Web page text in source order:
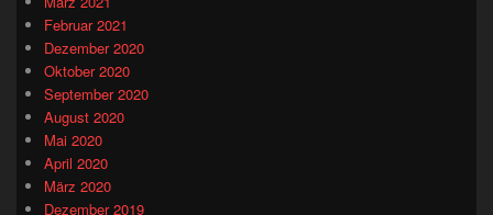
Februar 2021
Dezember 2020
Oktober 2020
September 2020
August 2020
Mai 2020
April 2020
März 2020
Dezember 2019